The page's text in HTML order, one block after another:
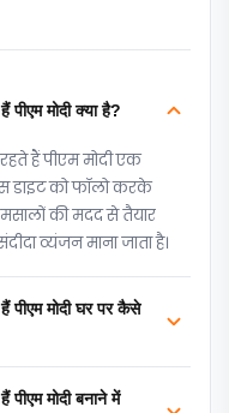
मोदी क्या है?
हैं पीएम मोदी एक
डाइट को फॉलो करके
की मदद से तैयार
व्यंजन माना जाता है।
मोदी घर पर कैसे
मोदी बनाने में